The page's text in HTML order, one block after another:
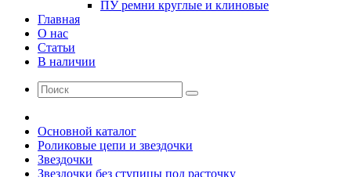
ПУ ремни круглые и клиновые
Главная
О нас
Статьи
В наличии
Основной каталог
Роликовые цепи и звездочки
Звездочки
Звездочки без ступицы под расточку